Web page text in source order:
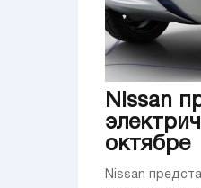
Nissan
октябре
Nissan